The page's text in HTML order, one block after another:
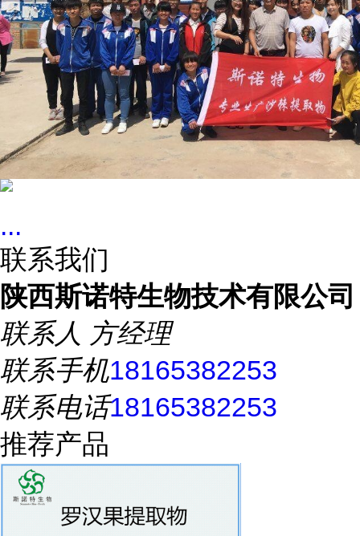
...
联系我们
陕西斯诺特生物技术有限公司
联系人 方经理
联系手机18165382253
联系电话18165382253
推荐产品